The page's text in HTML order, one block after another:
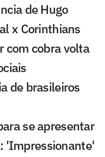
de Hugo
x Corinthians
com cobra volta
de brasileiros
se apresentar
'Impressionante'